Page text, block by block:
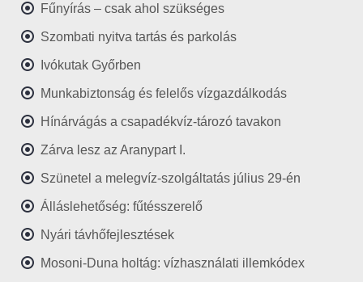
Fűnyírás – csak ahol szükséges
Szombati nyitva tartás és parkolás
Ivókutak Győrben
Munkabiztonság és felelős vízgazdálkodás
Hínárvágás a csapadékvíz-tározó tavakon
Zárva lesz az Aranypart I.
Szünetel a melegvíz-szolgáltatás július 29-én
Álláslehetőség: fűtésszerelő
Nyári távhőfejlesztések
Mosoni-Duna holtág: vízhasználati illemkódex